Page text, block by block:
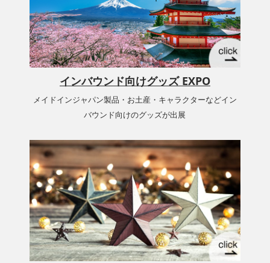
インバウンド向けグッズ EXPO
メイドインジャパン製品・お土産・キャラクターなどイン
バウンド向けのグッズが出展